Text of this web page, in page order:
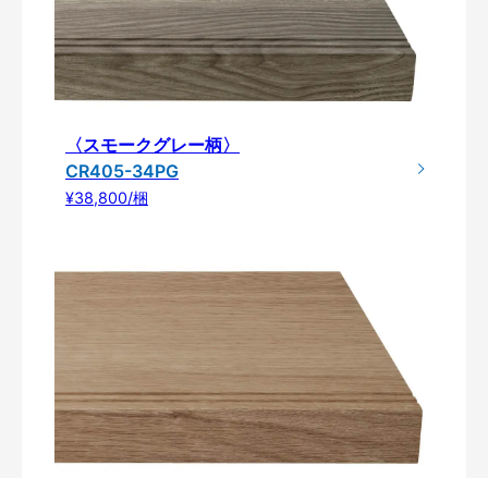
〈スモークグレー柄〉
CR405-34PG
¥38,800/梱